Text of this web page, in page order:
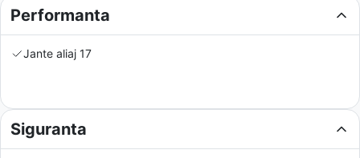
Performanta
Jante aliaj 17
Siguranta